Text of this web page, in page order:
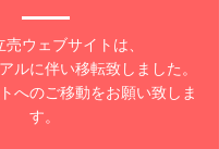
ウェブサイトは、
ルに伴い移転致しました。
へのご移動をお願い致しま
す。